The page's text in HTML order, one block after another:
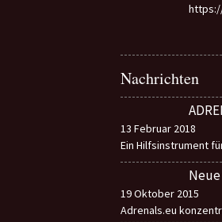
Nachrichten
13 Februar 2018
Ein Hilfsinstrument
19 Oktober 2015
Adrenals.eu